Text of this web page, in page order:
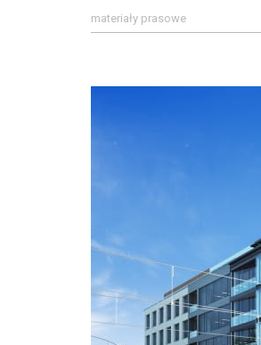
materiały prasowe